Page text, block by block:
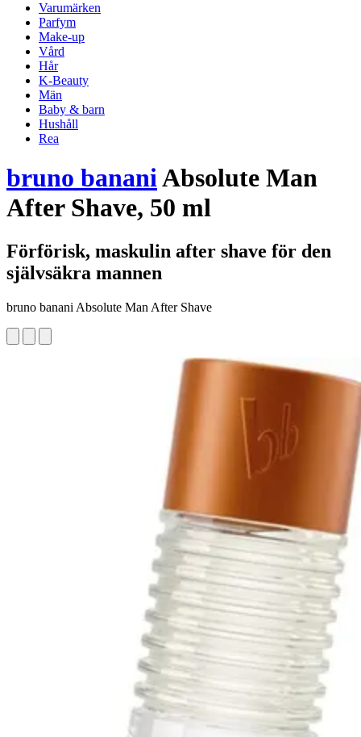
Varumärken
Parfym
Make-up
Vård
Hår
K-Beauty
Män
Baby & barn
Hushåll
Rea
bruno bananiAbsolute Man
After Shave, 50 ml
Förförisk, maskulin after shave för den
självsäkra mannen
bruno banani Absolute Man After Shave